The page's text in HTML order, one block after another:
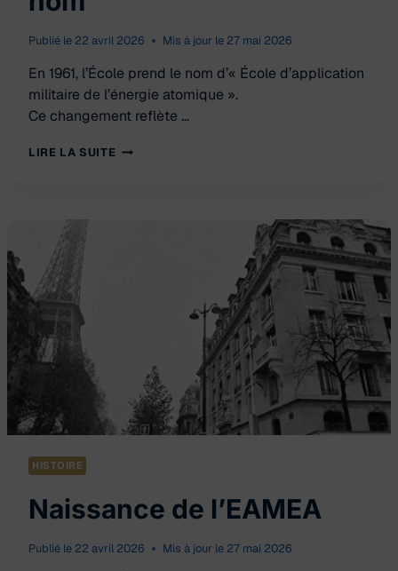
Publié le 22 avril 2026 Mis à jour le 27 mai 2026
En 1961, l’École prend le nom d’« École d’application
militaire de l’énergie atomique ».
Ce changement reflète …
LIRE LA SUITE PREMIER
HISTOIRE
Naissance de l’EAMEA
Publié le 22 avril 2026 Mis à jour le 27 mai 2026